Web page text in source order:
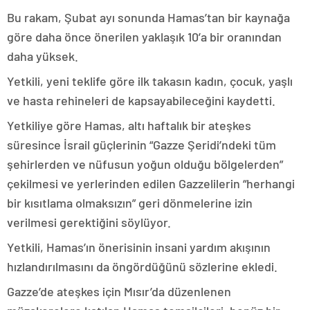
Bu rakam, Şubat ayı sonunda Hamas’tan bir kaynağa
göre daha önce önerilen yaklaşık 10’a bir oranından
daha yüksek.
Yetkili, yeni teklife göre ilk takasın kadın, çocuk, yaşlı
ve hasta rehineleri de kapsayabileceğini kaydetti.
Yetkiliye göre Hamas, altı haftalık bir ateşkes
süresince İsrail güçlerinin “Gazze Şeridi’ndeki tüm
şehirlerden ve nüfusun yoğun olduğu bölgelerden”
çekilmesi ve yerlerinden edilen Gazzelilerin “herhangi
bir kısıtlama olmaksızın” geri dönmelerine izin
verilmesi gerektiğini söylüyor.
Yetkili, Hamas’ın önerisinin insani yardım akışının
hızlandırılmasını da öngördüğünü sözlerine ekledi.
Gazze’de ateşkes için Mısır’da düzenlenen